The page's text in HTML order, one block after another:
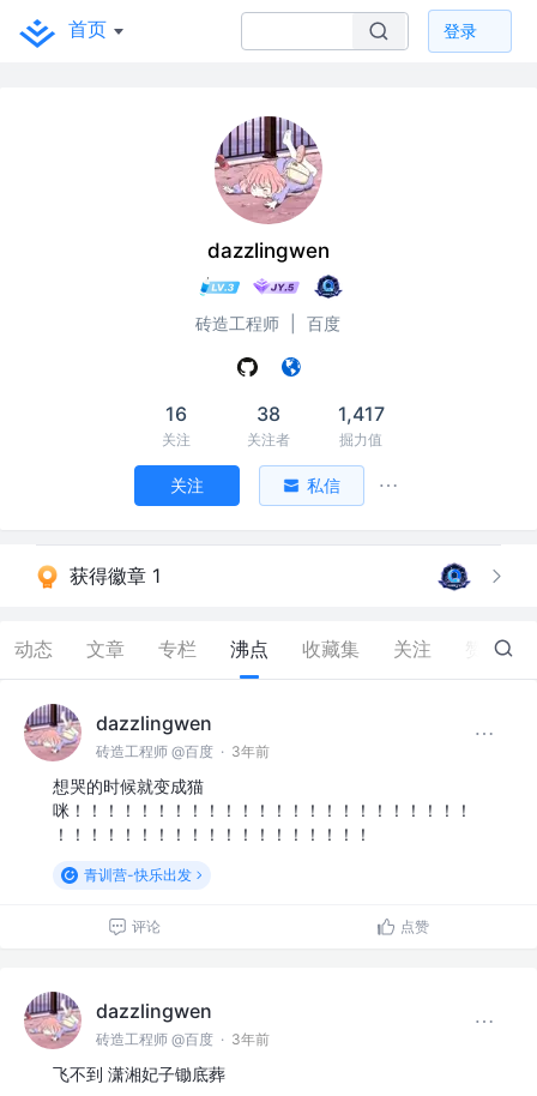
首页 登录
dazzlingwen
砖造工程师 百度
16
关注
38
关注者
1,417
掘力值
关注 私信
获得徽章 1
动态 文章 专栏 沸点 收藏集 关注 117
dazzlingwen
砖造工程师 @百度 · 3年前
想哭的时候就变成猫
咪！！！！！！！！！！！！！！！！！！！！！！！！
！！！！！！！！！！！！！！！！！！！
青训营-快乐出发
评论 点赞
dazzlingwen
砖造工程师 @百度 · 3年前
飞不到 潇湘妃子锄底葬